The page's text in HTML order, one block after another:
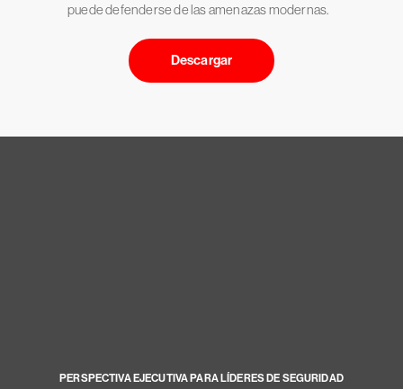
puede defenderse de las amenazas modernas.
Descargar
PERSPECTIVA EJECUTIVA PARA LÍDERES DE SEGURIDAD